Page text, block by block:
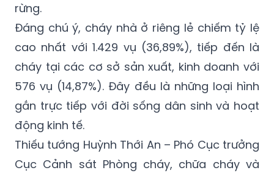
rừng.
Đáng chú ý, cháy nhà ở riêng lẻ chiếm tỷ lệ
cao nhất với 1.429 vụ (36,89%), tiếp đến là
cháy tại các cơ sở sản xuất, kinh doanh với
576 vụ (14,87%). Đây đều là những loại hình
gắn trực tiếp với đời sống dân sinh và hoạt
động kinh tế.
Thiếu tướng Huỳnh Thới An – Phó Cục trưởng
Cục Cảnh sát Phòng cháy, chữa cháy và